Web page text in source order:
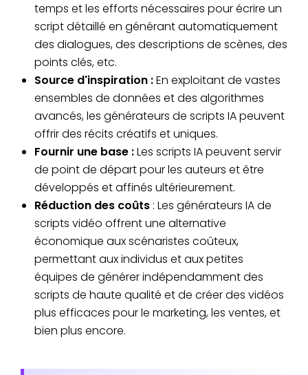
temps et les efforts nécessaires pour écrire un
script détaillé en générant automatiquement
des dialogues, des descriptions de scènes, des
points clés, etc.
Source d'inspiration :En exploitant de vastes
ensembles de données et des algorithmes
avancés, les générateurs de scripts IA peuvent
offrir des récits créatifs et uniques.
Fournir une base :Les scripts IA peuvent servir
de point de départ pour les auteurs et être
développés et affinés ultérieurement.
Réduction des coûts : Les générateurs IA de
scripts vidéo offrent une alternative
économique aux scénaristes coûteux,
permettant aux individus et aux petites
équipes de générer indépendamment des
scripts de haute qualité et de créer des vidéos
plus efficaces pour le marketing, les ventes, et
bien plus encore.